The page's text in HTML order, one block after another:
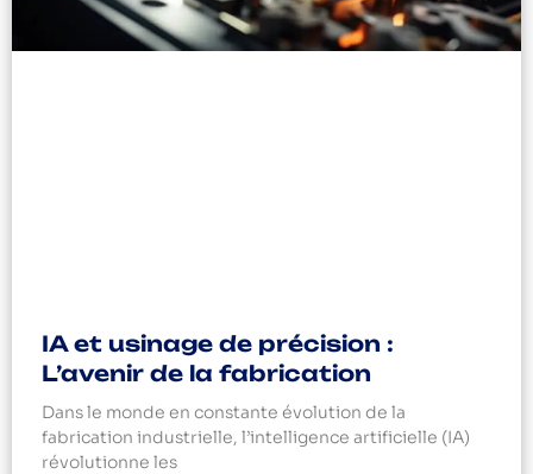
IA et usinage de précision :
L’avenir de la fabrication
Dans le monde en constante évolution de la
fabrication industrielle, l’intelligence artificielle (IA)
révolutionne les